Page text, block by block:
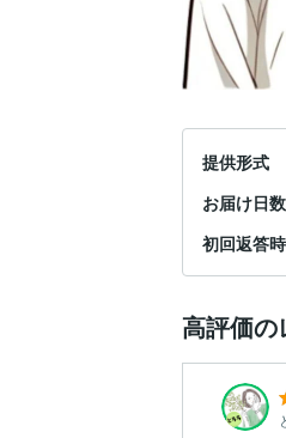
提供形式
お届け日数
初回返答
高評価の